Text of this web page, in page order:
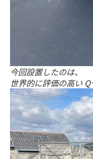
今回設置したのは、
世界的に評価の高い